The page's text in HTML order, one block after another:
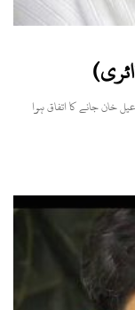
خان جانے کا اتفاق ہوا